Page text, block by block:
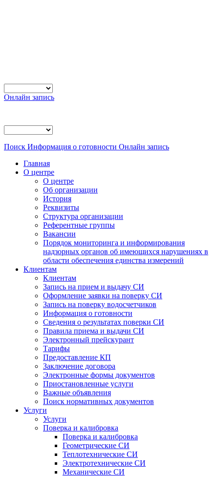
Онлайн запись
Поиск Информация о готовности Онлайн запись
Главная
О центре
О центре
Об организации
История
Реквизиты
Структура организации
Референтные группы
Вакансии
Порядок мониторинга и информирования
надзорных органов об имеющихся нарушениях в
области обеспечения единства измерений
Клиентам
Клиентам
Запись на прием и выдачу СИ
Оформление заявки на поверку СИ
Запись на поверку водосчетчиков
Информация о готовности
Сведения о результатах поверки СИ
Правила приема и выдачи СИ
Электронный прейскурант
Тарифы
Предоставление КП
Заключение договора
Электронные формы документов
Приостановленные услуги
Важные объявления
Поиск нормативных документов
Услуги
Услуги
Поверка и калибровка
Поверка и калибровка
Геометрические СИ
Теплотехнические СИ
Электротехнические СИ
Механические СИ